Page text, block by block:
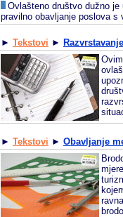
Ovlašteno društvo dužno
pravilno obavljanje poslova s
► Tekstovi ►
► Tekstovi ► Obavljanje